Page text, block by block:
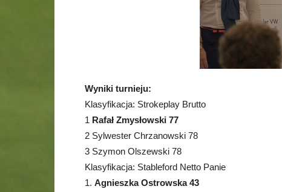
Wyniki turnieju:
Klasyfikacja: Strokeplay Brutto
1 Rafał Zmysłowski 77
2 Sylwester Chrzanowski 78
3 Szymon Olszewski 78
Klasyfikacja: Stableford Netto Panie
1. Agnieszka Ostrowska 43